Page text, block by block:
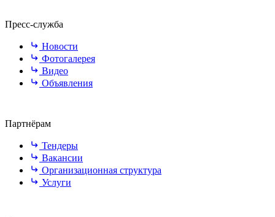
Пресс-служба
Новости
Фотогалерея
Видео
Объявления
Партнёрам
Тендеры
Вакансии
Организационная структура
Услуги